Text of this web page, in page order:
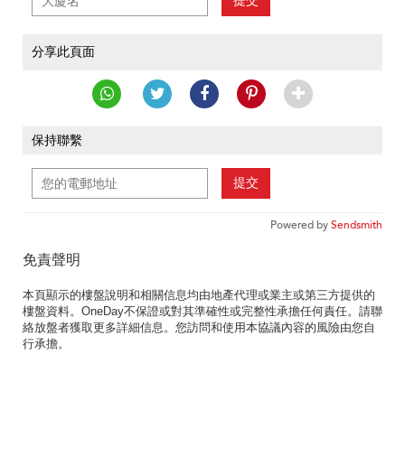
分享此頁面
保持聯繫
提交
Powered bySendsmith
免責聲明
本頁顯示的樓盤說明和相關信息均由地產代理或業主或第三方提供的
樓盤資料。OneDay不保證或對其準確性或完整性承擔任何責任。請聯
絡放盤者獲取更多詳細信息。您訪問和使用本協議內容的風險由您自
行承擔。